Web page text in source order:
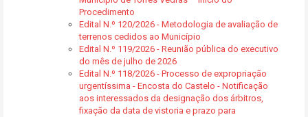
Procedimento
Edital N.º 120/2026 - Metodologia de avaliação de
terrenos cedidos ao Município
Edital N.º 119/2026 - Reunião pública do executivo
do mês de julho de 2026
Edital N.º 118/2026 - Processo de expropriação
urgentíssima - Encosta do Castelo - Notificação
aos interessados da designação dos árbitros,
fixação da data de vistoria e prazo para